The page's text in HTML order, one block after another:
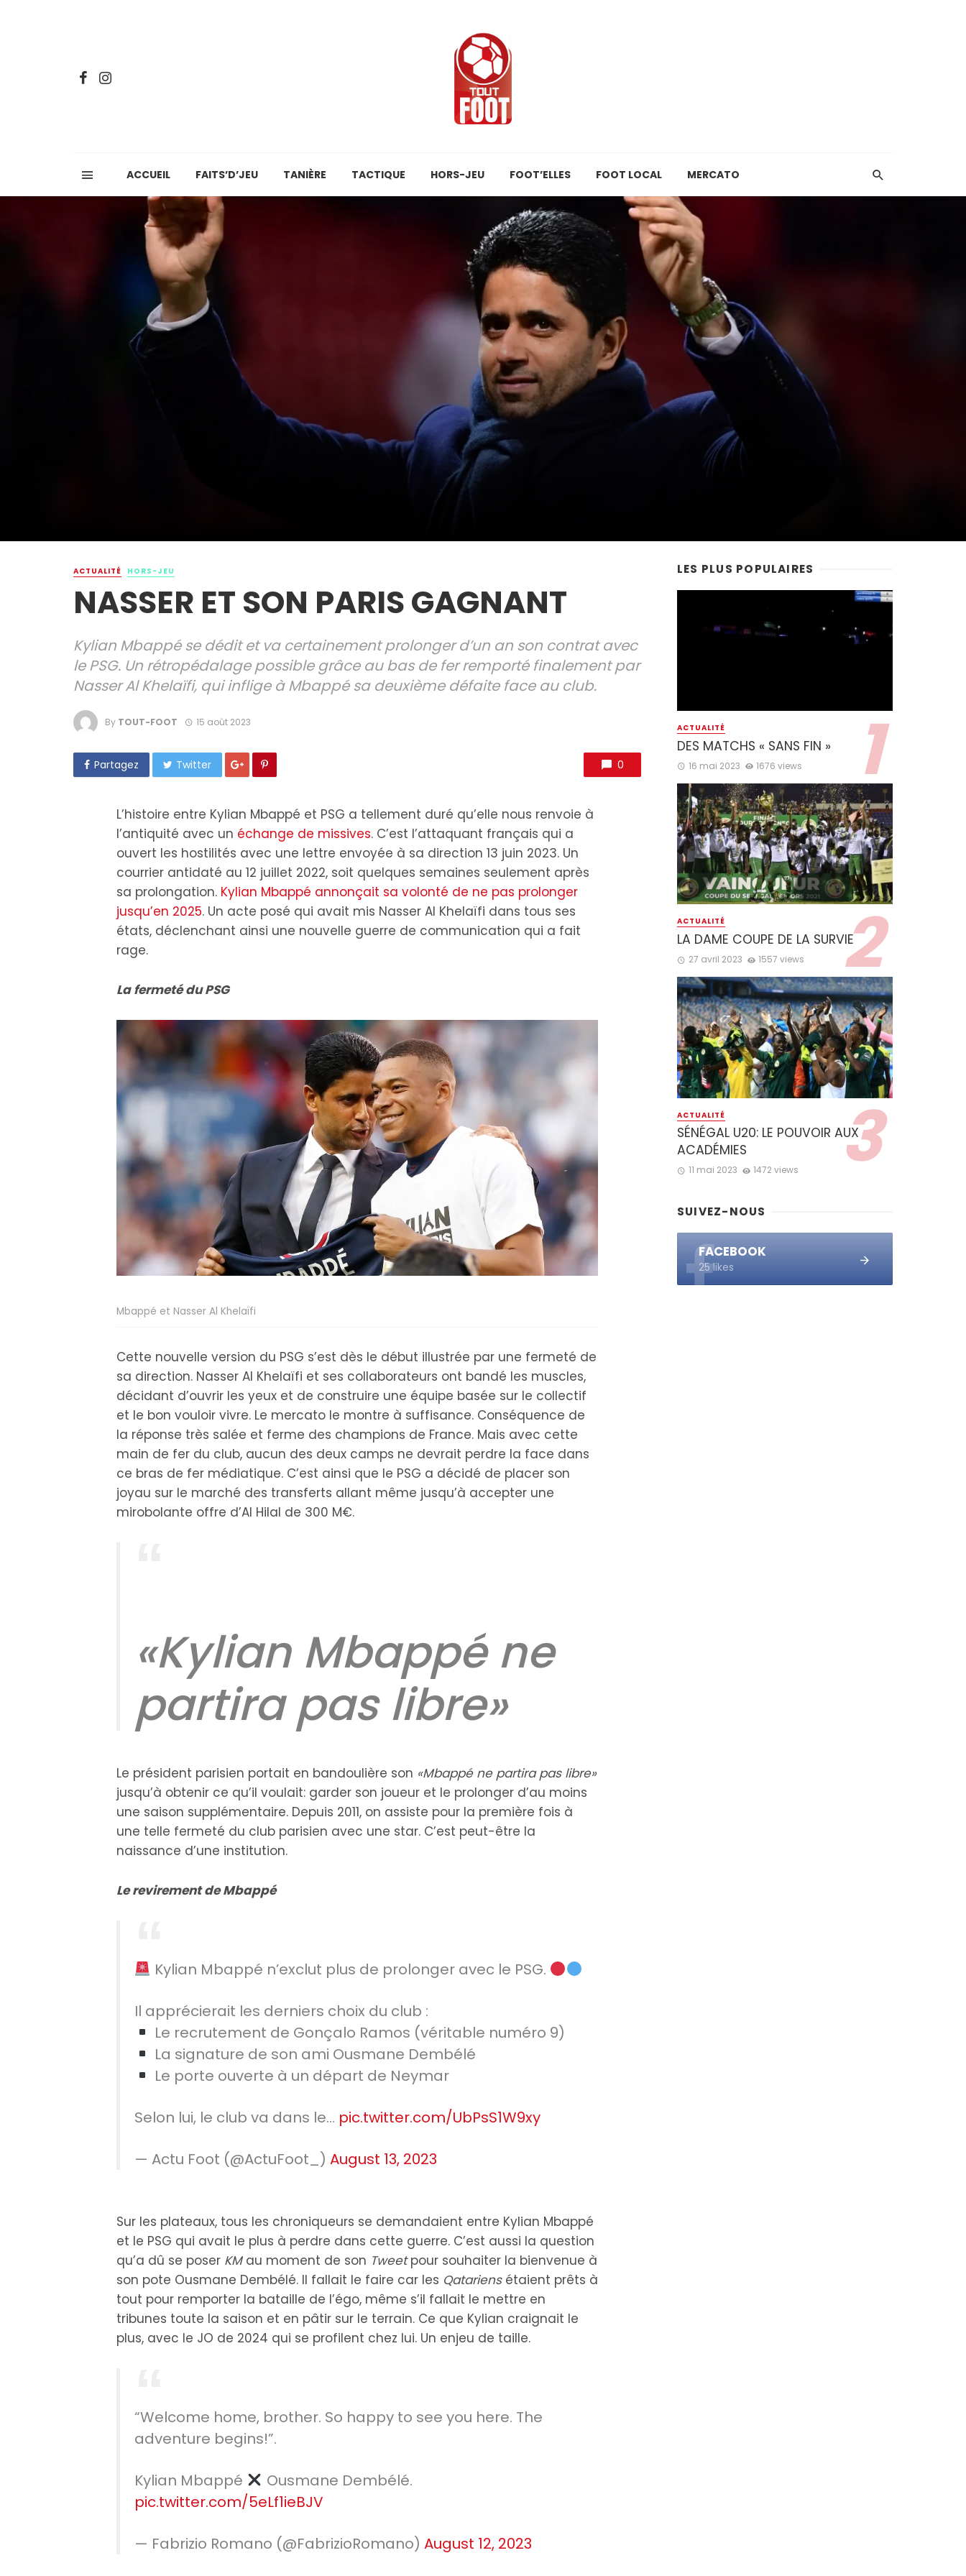
ACCUEIL FAITS’D’JEU TANIÈRE TACTIQUE HORS-JEU FOOT’ELLES FOOT LOCAL MERCATO
ACTUALITÉ HORS-JEU
NASSER ET SON PARIS GAGNANT
Kylian Mbappé se dédit et va certainement prolonger d’un an son contrat avec
le PSG. Un rétropédalage possible grâce au bas de fer remporté finalement par
Nasser Al Khelaïfi, qui inflige à Mbappé sa deuxième défaite face au club.
By TOUT-FOOT 15 août 2023
Partagez Twitter 0
L’histoire entre Kylian Mbappé et PSG a tellement duré qu’elle nous renvoie à
l’antiquité avec un échange de missives. C’est l’attaquant français qui a
ouvert les hostilités avec une lettre envoyée à sa direction 13 juin 2023. Un
courrier antidaté au 12 juillet 2022, soit quelques semaines seulement après
sa prolongation. Kylian Mbappé annonçait sa volonté de ne pas prolonger
jusqu’en 2025. Un acte posé qui avait mis Nasser Al Khelaïfi dans tous ses
états, déclenchant ainsi une nouvelle guerre de communication qui a fait
rage.
La fermeté du PSG
Mbappé et Nasser Al Khelaïfi
Cette nouvelle version du PSG s’est dès le début illustrée par une fermeté de
sa direction. Nasser Al Khelaïfi et ses collaborateurs ont bandé les muscles,
décidant d’ouvrir les yeux et de construire une équipe basée sur le collectif
et le bon vouloir vivre. Le mercato le montre à suffisance. Conséquence de
la réponse très salée et ferme des champions de France. Mais avec cette
main de fer du club, aucun des deux camps ne devrait perdre la face dans
ce bras de fer médiatique. C’est ainsi que le PSG a décidé de placer son
joyau sur le marché des transferts allant même jusqu’à accepter une
mirobolante offre d’Al Hilal de 300 M€.
«Kylian Mbappé ne
partira pas libre»
Le président parisien portait en bandoulière son «Mbappé ne partira pas libre»
jusqu’à obtenir ce qu’il voulait: garder son joueur et le prolonger d’au moins
une saison supplémentaire. Depuis 2011, on assiste pour la première fois à
une telle fermeté du club parisien avec une star. C’est peut-être la
naissance d’une institution.
Le revirement de Mbappé
Kylian Mbappé n’exclut plus de prolonger avec le PSG.
Il apprécierait les derniers choix du club :
Le recrutement de Gonçalo Ramos (véritable numéro 9)
La signature de son ami Ousmane Dembélé
Le porte ouverte à un départ de Neymar
Selon lui, le club va dans le… pic.twitter.com/UbPsS1W9xy
— Actu Foot (@ActuFoot_) August 13, 2023
Sur les plateaux, tous les chroniqueurs se demandaient entre Kylian Mbappé
et le PSG qui avait le plus à perdre dans cette guerre. C’est aussi la question
qu’a dû se poser KM au moment de son Tweetpour souhaiter la bienvenue à
son pote Ousmane Dembélé. Il fallait le faire car les Qatariensétaient prêts à
tout pour remporter la bataille de l’égo, même s’il fallait le mettre en
tribunes toute la saison et en pâtir sur le terrain. Ce que Kylian craignait le
plus, avec le JO de 2024 qui se profilent chez lui. Un enjeu de taille.
“Welcome home, brother. So happy to see you here. The
adventure begins!”.
Kylian Mbappé
Ousmane Dembélé.
pic.twitter.com/5eLf1ieBJV
— Fabrizio Romano (@FabrizioRomano) August 12, 2023
LES PLUS POPULAIRES
ACTUALITÉ
DES MATCHS « SANS FIN »
16 mai 2023 1676 views
ACTUALITÉ
LA DAME COUPE DE LA SURVIE
27 avril 2023 1557 views
ACTUALITÉ
SÉNÉGAL U20: LE POUVOIR AUX
ACADÉMIES
11 mai 2023 1472 views
SUIVEZ-NOUS
FACEBOOK
25 likes